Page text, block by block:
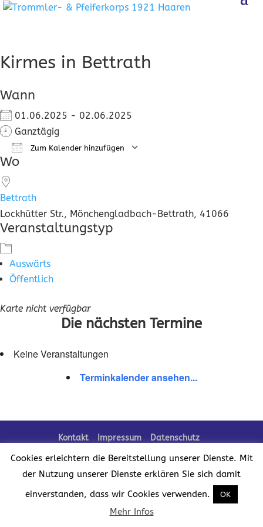
Kirmes in Bettrath
Wann
01.06.2025 - 02.06.2025
Ganztägig
Zum Kalender hinzufügen
Wo
Bettrath
Lockhütter Str., Mönchengladbach-Bettrath, 41066
Veranstaltungstyp
Auswärts
Öffentlich
Karte nicht verfügbar
Die nächsten Termine
Keine Veranstaltungen
Terminkalender ansehen...
Kontakt Impressum Datenschutz
Realisation der Website:
Cookies erleichtern die Bereitstellung unserer Dienste. Mit
der Nutzung unserer Dienste erklären Sie sich damit
einverstanden, dass wir Cookies verwenden.
OK
Mehr Infos